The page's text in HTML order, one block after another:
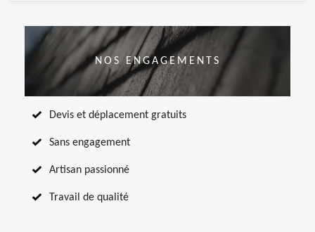
NOS ENGAGEMENTS
Devis et déplacement gratuits
Sans engagement
Artisan passionné
Travail de qualité